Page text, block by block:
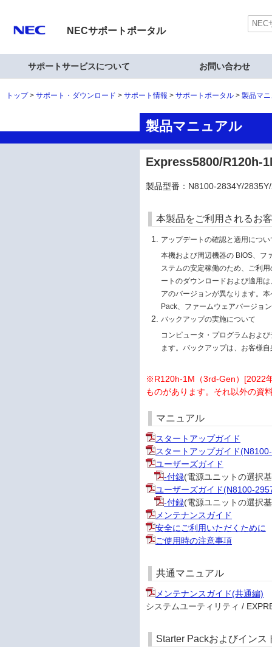
NECサポートポータル
サポートサービスについて お問い合わせ
トップ サポート・ダウンロード サポート情報 サポートポータル 製品マ
製品マニュアル
Express5800/R120h-
製品型番：N8100-2834Y/
本製品をご利用されるお
アップデートの確認と適用につい
本機および周辺機器の BIOS、フ
ステムの安定稼働のため、ご利
ートのダウンロードおよび適用
アのバージョンが異なります。
Pack、ファームウェアバージョ
バックアップの実施について
コンピュータ・プログラムおよ
ます。バックアップは、お客様
※R120h-1M（3rd-Gen）[2022
ものがあります。それ以外の資
マニュアル
スタートアップガイド
スタートアップガイド
ユーザーズガイド
-付録(電源ユニットの選択
ユーザーズガイド(N8100-
-付録(電源ユニットの選択
メンテナンスガイド
安全にご利用いただくために
ご使用時の注意事項
共通マニュアル
メンテナンスガイド(共通編)
システムユーティリティ /
Starter Packおよびインス